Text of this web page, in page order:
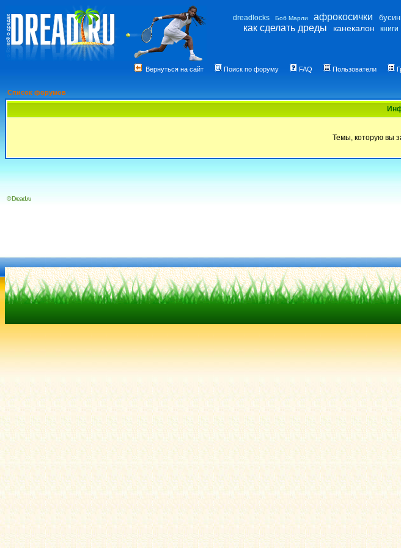
dreadlocks Боб Марли афрокосички
как сделать дреды канекалон книги
Вернуться на сайт Поиск по форуму FAQ Пользователи
Список форумов
Темы, которую вы
© Dread.ru